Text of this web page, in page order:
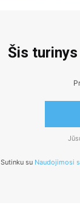
Šis
Sutinku su Naudojimosi